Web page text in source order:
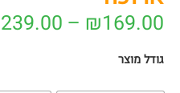
₪169.00
–
239.00
גודל מוצר